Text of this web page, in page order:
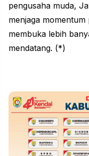
pengusaha muda,
menjaga
membuka lebih
mendatang. (*)